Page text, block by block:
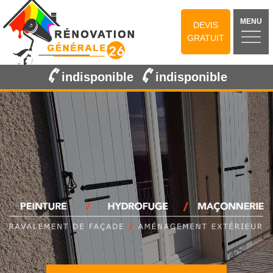
DEVIS
GRATUIT
MENU
indisponible indisponible